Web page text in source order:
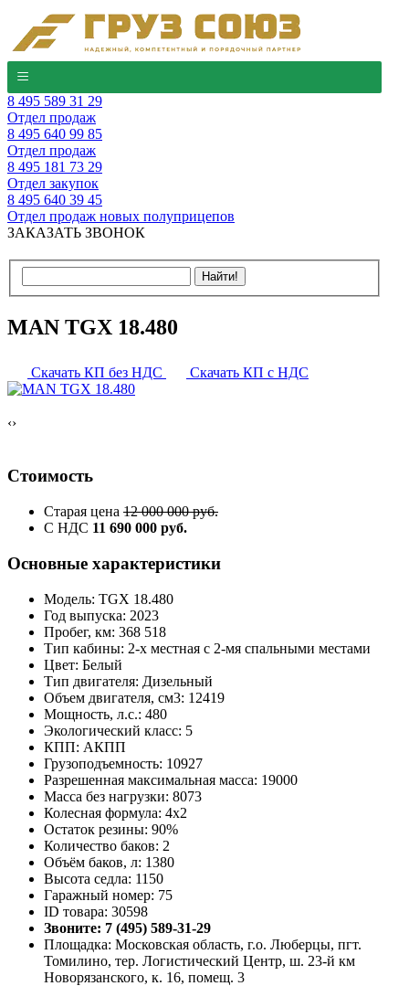
8 495 589 31 29
Отдел продаж
8 495 640 99 85
Отдел продаж
8 495 181 73 29
Отдел закупок
8 495 640 39 45
Отдел продаж новых полуприцепов
ЗАКАЗАТЬ ЗВОНОК
MAN TGX 18.480
Скачать КП без НДС Скачать КП с НДС
‹›
Стоимость
Старая цена 12 000 000 руб.
С НДС 11 690 000 руб.
Основные характеристики
Модель: TGX 18.480
Год выпуска: 2023
Пробег, км: 368 518
Тип кабины: 2-х местная с 2-мя спальными местами
Цвет: Белый
Тип двигателя: Дизельный
Объем двигателя, см3: 12419
Мощность, л.с.: 480
Экологический класс: 5
КПП: АКПП
Грузоподъемность: 10927
Разрешенная максимальная масса: 19000
Масса без нагрузки: 8073
Колесная формула: 4x2
Остаток резины: 90%
Количество баков: 2
Объём баков, л: 1380
Высота седла: 1150
Гаражный номер: 75
ID товара: 30598
Звоните: 7 (495) 589-31-29
Площадка: Московская область, г.о. Люберцы, пгт.
Томилино, тер. Логистический Центр, ш. 23-й км
Новорязанского, к. 16, помещ. 3